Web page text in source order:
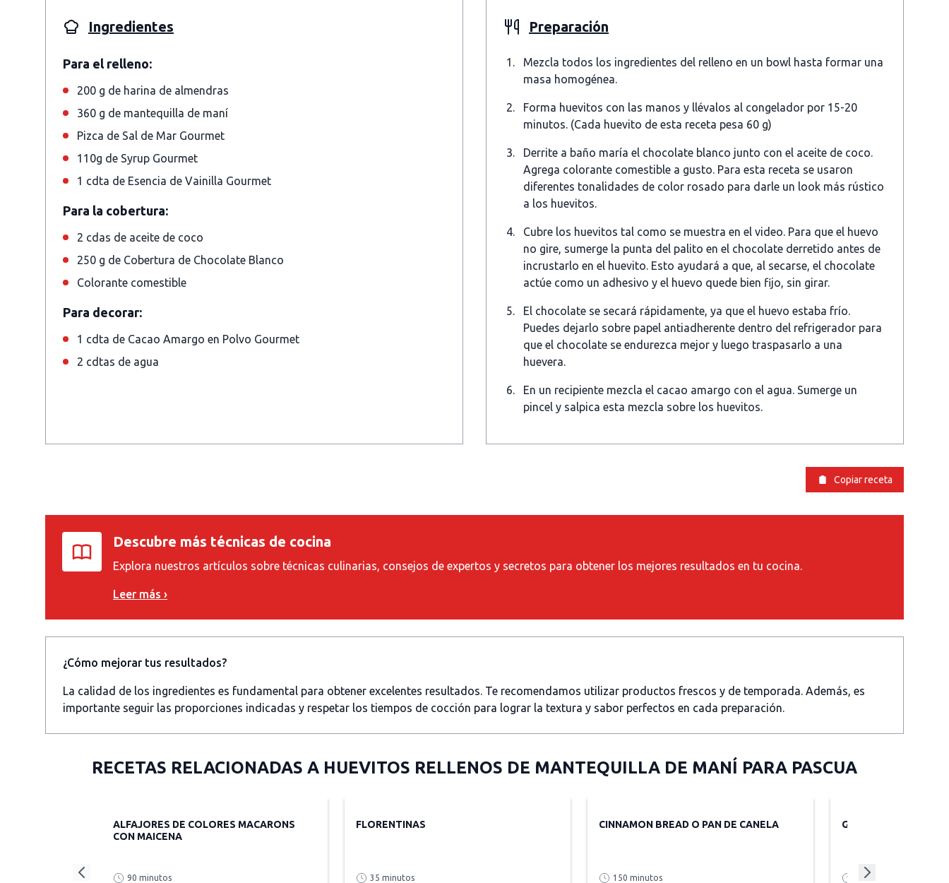
Ingredientes
Para el relleno:
200 g de harina de almendras
360 g de mantequilla de maní
Pizca de Sal de Mar Gourmet
110g de Syrup Gourmet
1 cdta de Esencia de Vainilla Gourmet
Para la cobertura:
2 cdas de aceite de coco
250 g de Cobertura de Chocolate Blanco
Colorante comestible
Para decorar:
1 cdta de Cacao Amargo en Polvo Gourmet
2 cdtas de agua
Preparación
Mezcla todos los ingredientes del relleno en un bowl hasta formar una
masa homogénea.
Forma huevitos con las manos y llévalos al congelador por 15-20
minutos. (Cada huevito de esta receta pesa 60 g)
Derrite a baño maría el chocolate blanco junto con el aceite de coco.
Agrega colorante comestible a gusto. Para esta receta se usaron
diferentes tonalidades de color rosado para darle un look más rústico
a los huevitos.
Cubre los huevitos tal como se muestra en el video. Para que el huevo
no gire, sumerge la punta del palito en el chocolate derretido antes de
incrustarlo en el huevito. Esto ayudará a que, al secarse, el chocolate
actúe como un adhesivo y el huevo quede bien fijo, sin girar.
El chocolate se secará rápidamente, ya que el huevo estaba frío.
Puedes dejarlo sobre papel antiadherente dentro del refrigerador para
que el chocolate se endurezca mejor y luego traspasarlo a una
huevera.
En un recipiente mezcla el cacao amargo con el agua. Sumerge un
pincel y salpica esta mezcla sobre los huevitos.
Copiar receta
Descubre más técnicas de cocina
Explora nuestros artículos sobre técnicas culinarias, consejos de expertos y secretos para obtener los mejores resultados en tu cocina.
Leer más ›
¿Cómo mejorar tus resultados?
La calidad de los ingredientes es fundamental para obtener excelentes resultados. Te recomendamos utilizar productos frescos y de temporada. Además, es
importante seguir las proporciones indicadas y respetar los tiempos de cocción para lograr la textura y sabor perfectos en cada preparación.
RECETAS RELACIONADAS A HUEVITOS RELLENOS DE MANTEQUILLA DE MANÍ PARA PASCUA
ALFAJORES DE COLORES MACARONS
CON MAICENA
90 minutos
FLORENTINAS
35 minutos
CINNAMON BREAD O PAN DE CANELA
150 minutos
GALLETAS PELOTA
45 minutos